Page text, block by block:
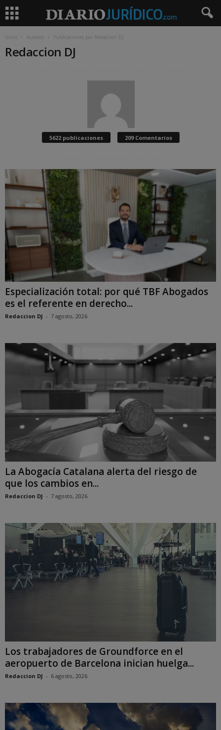
Inicio Autores Publicaciones por Redaccion DJ
Redaccion DJ
5622 publicaciones 209 Comentarios
Especialización total: por qué TBF Abogados
es el referente en derecho...
Redaccion DJ - 7 agosto, 2026
La Abogacía Catalana alerta del riesgo de
que los cambios en...
Redaccion DJ - 7 agosto, 2026
Los trabajadores de Groundforce en el
aeropuerto de Barcelona inician huelga...
Redaccion DJ - 6 agosto, 2026